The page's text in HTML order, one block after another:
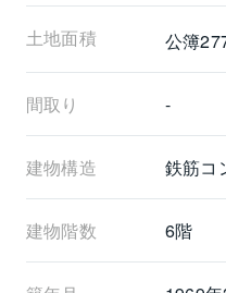
土地面積 公簿
間取り -
建物構造 鉄筋コ
建物階数 6階